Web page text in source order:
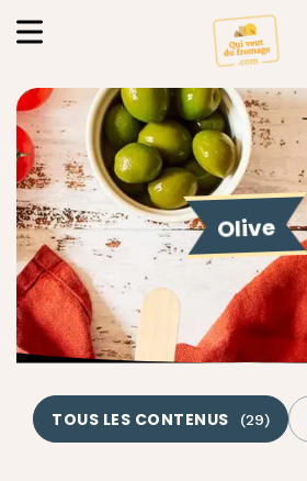
Olive
TOUS LES CONTENUS (29)